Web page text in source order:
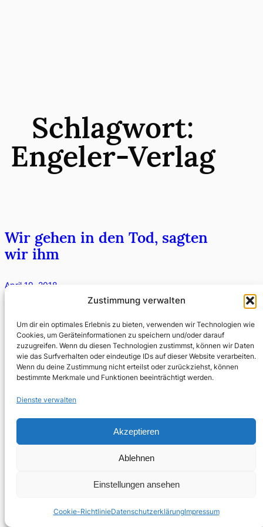
Zustimmung verwalten
Um dir ein optimales Erlebnis zu bieten, verwenden wir Technologien wie
Cookies, um Geräteinformationen zu speichern und/oder darauf
zuzugreifen. Wenn du diesen Technologien zustimmst, können wir Daten
wie das Surfverhalten oder eindeutige IDs auf dieser Website verarbeiten.
Wenn du deine Zustimmung nicht erteilst oder zurückziehst, können
bestimmte Merkmale und Funktionen beeinträchtigt werden.
Dienste verwalten
Akzeptieren
Ablehnen
Einstellungen ansehen
Cookie-RichtlinieDatenschutzerklärungImpressum
Schlagwort:
Engeler-Verlag
Wir gehen in den Tod, sagten
wir ihm
April 19, 2018
Was macht ihr hier? Wollte das Kind von uns wissen. Wir